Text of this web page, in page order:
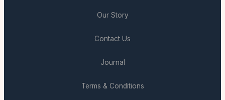
Our Story
Contact Us
Journal
Terms & Conditions